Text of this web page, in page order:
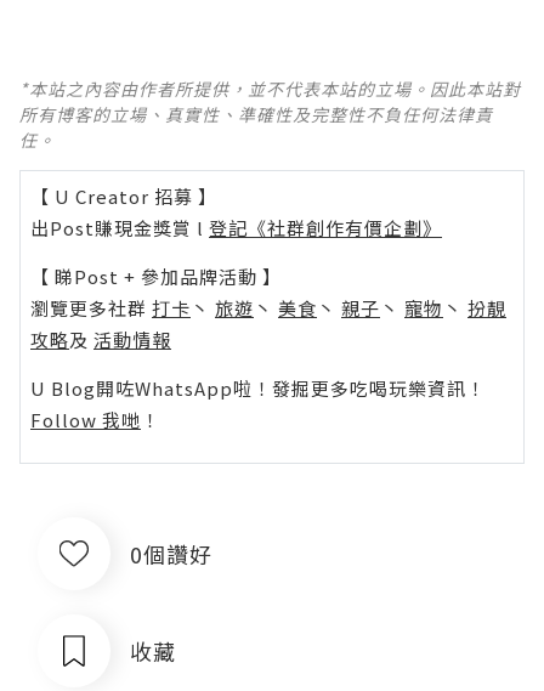
*本站之內容由作者所提供，並不代表本站的立場。因此本站對
所有博客的立場、真實性、準確性及完整性不負任何法律責
任。
【 U Creator 招募 】
出Post賺現金獎賞 l 登記《社群創作有價企劃》
【 睇Post + 參加品牌活動 】
瀏覽更多社群 打卡 丶 旅遊 丶 美食 丶 親子 丶 寵物 丶 扮靚
攻略及 活動情報
U Blog開咗WhatsApp啦！發掘更多吃喝玩樂資訊！
Follow 我哋 ！
0個讚好
收藏